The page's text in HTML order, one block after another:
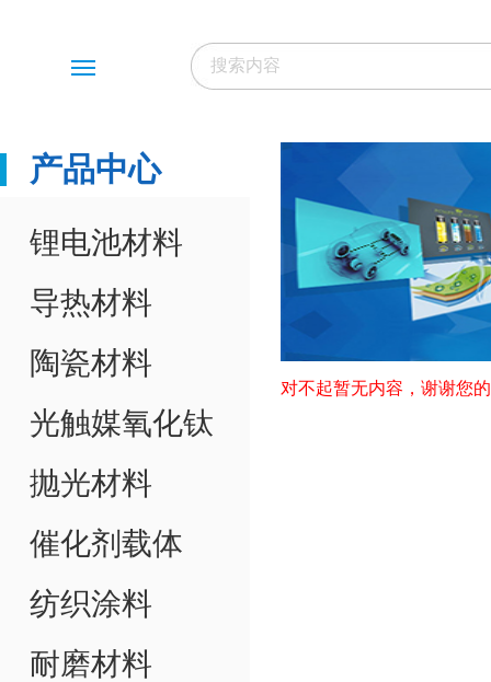
产品中心
锂电池材料
导热材料
陶瓷材料
光触媒氧化钛
抛光材料
催化剂载体
纺织涂料
耐磨材料
对不起暂无内容，谢谢您